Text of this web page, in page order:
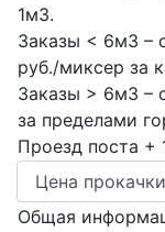
1м3.
Заказы < 6м3 –
руб./миксер за
Заказы > 6м3 –
за пределами
Проезд поста +
Общая